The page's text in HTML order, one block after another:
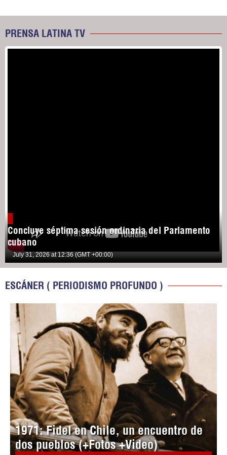
PRENSA LATINA TV
Concluye séptima sesión ordinaria del Parlamento
cubano
July 31, 2026 at 12:36 (GMT +00:00)
ESCÁNER ( PERIODISMO PROFUNDO )
1971: Fidel en Chile, un encuentro de
dos pueblos (+Fotos +Video)